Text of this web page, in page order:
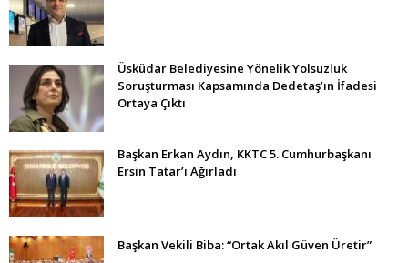
Üsküdar Belediyesine Yönelik Yolsuzluk
Soruşturması Kapsamında Dedetaş’ın İfadesi
Ortaya Çıktı
Başkan Erkan Aydın, KKTC 5. Cumhurbaşkanı
Ersin Tatar’ı Ağırladı
Başkan Vekili Biba: “Ortak Akıl Güven Üretir”